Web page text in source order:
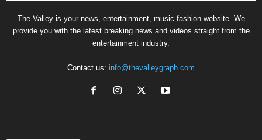
The Valley is your news, entertainment, music fashion website. We
provide you with the latest breaking news and videos straight from the
entertainment industry.
Contact us: info@thevalleygraph.com